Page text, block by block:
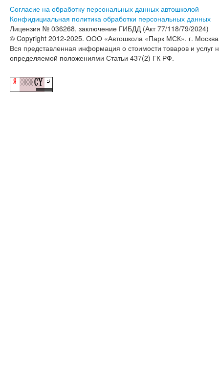
Согласие на обработку персональных данных автошколой
Конфидициальная политика обработки персональных данных
Лицензия № 036268, заключение ГИБДД (Акт 77/118/79/2024)
© Copyright 2012-2025. ООО «Автошкола «Парк МСК». г.
Вся представленная информация о стоимости товаров и
определяемой положениями Статьи 437(2) ГК РФ.